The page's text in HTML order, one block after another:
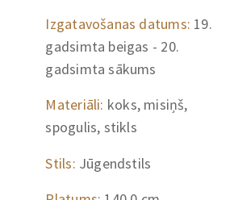
Izgatavošanas datums: 19.
gadsimta beigas - 20.
gadsimta sākums
Materiāli: koks, misiņš,
spogulis, stikls
Stils: Jūgendstils